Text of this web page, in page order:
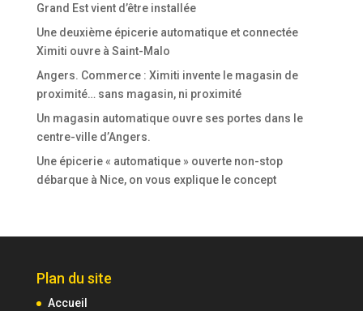
Grand Est vient d’être installée
Une deuxième épicerie automatique et connectée
Ximiti ouvre à Saint-Malo
Angers. Commerce : Ximiti invente le magasin de
proximité… sans magasin, ni proximité
Un magasin automatique ouvre ses portes dans le
centre-ville d’Angers.
Une épicerie « automatique » ouverte non-stop
débarque à Nice, on vous explique le concept
Plan du site
Accueil